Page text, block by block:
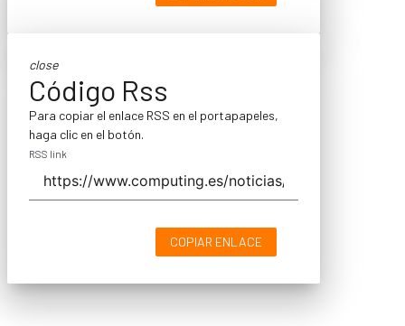
close
Código Rss
Para copiar el enlace RSS en el portapapeles,
haga clic en el botón.
RSS link
COPIAR ENLACE